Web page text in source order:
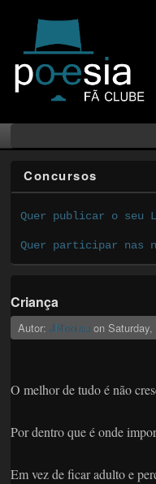
Concursos
Quer publicar o seu
Quer participar nas
Criança
Autor:JNicolau on
O melhor de tudo é não
Por dentro que é onde
Em vez de ficar adulto e